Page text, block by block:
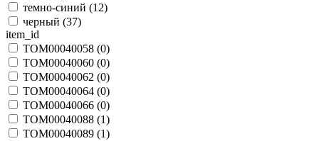
темно-синий (12)
черный (37)
item_id
TOM00040058 (0)
TOM00040060 (0)
TOM00040062 (0)
TOM00040064 (0)
TOM00040066 (0)
TOM00040088 (1)
TOM00040089 (1)